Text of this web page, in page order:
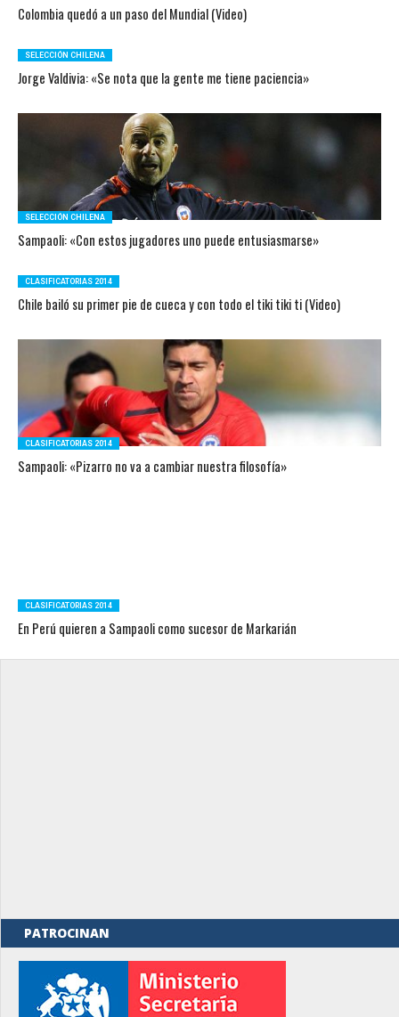
Colombia quedó a un paso del Mundial (Video)
SELECCIÓN CHILENA
Jorge Valdivia: «Se nota que la gente me tiene paciencia»
SELECCIÓN CHILENA
Sampaoli: «Con estos jugadores uno puede entusiasmarse»
CLASIFICATORIAS 2014
Chile bailó su primer pie de cueca y con todo el tiki tiki ti (Video)
CLASIFICATORIAS 2014
Sampaoli: «Pizarro no va a cambiar nuestra filosofía»
CLASIFICATORIAS 2014
En Perú quieren a Sampaoli como sucesor de Markarián
PATROCINAN